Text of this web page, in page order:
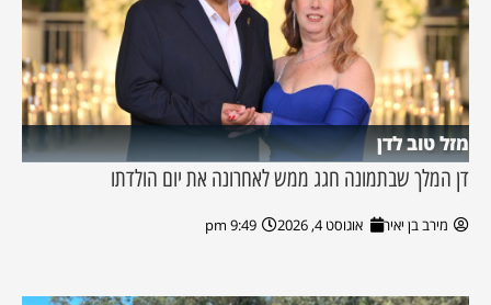
מזל טוב לדן
דן המלך שבתמונה חגג ממש לאחרונה את יום הולדתו
מירב בן יאיר אוגוסט 4, 2026 9:49 pm